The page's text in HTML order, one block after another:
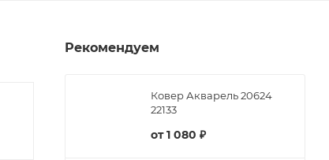
Рекомендуем
Ковер Акварель 20624
22133
от1 080 ₽